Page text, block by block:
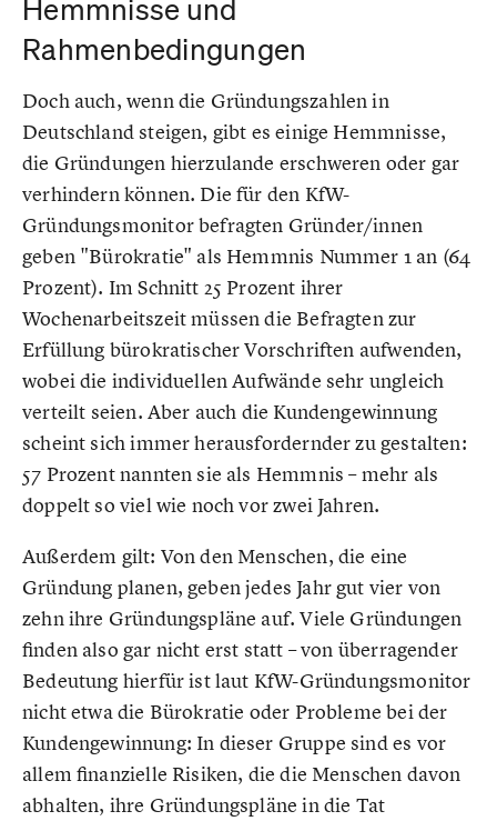
Hemmnisse und
Rahmenbedingungen
Doch auch, wenn die Gründungszahlen in
Deutschland steigen, gibt es einige Hemmnisse,
die Gründungen hierzulande erschweren oder gar
verhindern können. Die für den KfW-
Gründungsmonitor befragten Gründer/innen
geben "Bürokratie" als Hemmnis Nummer 1 an (64
Prozent). Im Schnitt 25 Prozent ihrer
Wochenarbeitszeit müssen die Befragten zur
Erfüllung bürokratischer Vorschriften aufwenden,
wobei die individuellen Aufwände sehr ungleich
verteilt seien. Aber auch die Kundengewinnung
scheint sich immer herausfordernder zu gestalten:
57 Prozent nannten sie als Hemmnis – mehr als
doppelt so viel wie noch vor zwei Jahren.
Außerdem gilt: Von den Menschen, die eine
Gründung planen, geben jedes Jahr gut vier von
zehn ihre Gründungspläne auf. Viele Gründungen
finden also gar nicht erst statt – von überragender
Bedeutung hierfür ist laut KfW-Gründungsmonitor
nicht etwa die Bürokratie oder Probleme bei der
Kundengewinnung: In dieser Gruppe sind es vor
allem finanzielle Risiken, die die Menschen davon
abhalten, ihre Gründungspläne in die Tat